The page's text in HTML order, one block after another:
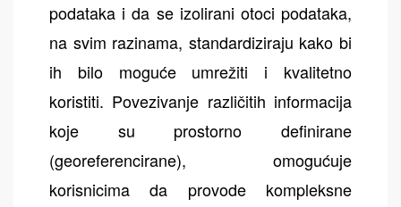
podataka i da se izolirani otoci podataka,
na svim razinama, standardiziraju kako bi
ih bilo moguće umrežiti i kvalitetno
koristiti. Povezivanje različitih informacija
koje su prostorno definirane
(georeferencirane), omogućuje
korisnicima da provode kompleksne